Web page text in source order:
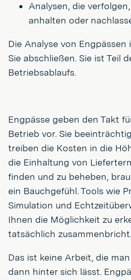
Analysen, die
anhalten oder
Die Analyse von Engpässen
Sie abschließen. Sie ist Teil
Betriebsablaufs.
Engpässe geben den Takt
Betrieb vor. Sie
treiben die Kosten in die
die Einhaltung von
finden und zu beheben,
ein Bauchgefühl. Tools wie
Simulation und
Ihnen die Möglichkeit zu
tatsächlich zusammenbricht.
Das ist keine Arbeit, die
dann hinter sich lässt.